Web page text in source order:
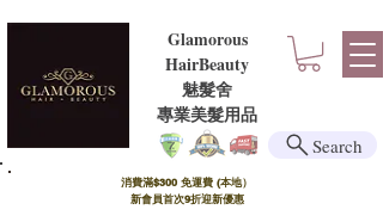
Glamorous
HairBeauty
魅髮舍
​​專業美髮用品
消費滿$300 免運費 (本地）​
新會員首次9折迎新優惠
Search